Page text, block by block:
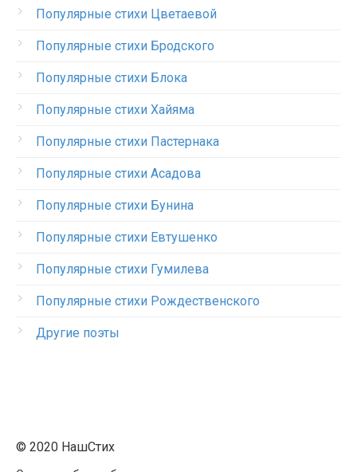
Популярные стихи Цветаевой
Популярные стихи Бродского
Популярные стихи Блока
Популярные стихи Хайяма
Популярные стихи Пастернака
Популярные стихи Асадова
Популярные стихи Бунина
Популярные стихи Евтушенко
Популярные стихи Гумилева
Популярные стихи Рождественского
Другие поэты
© 2020 НашСтих